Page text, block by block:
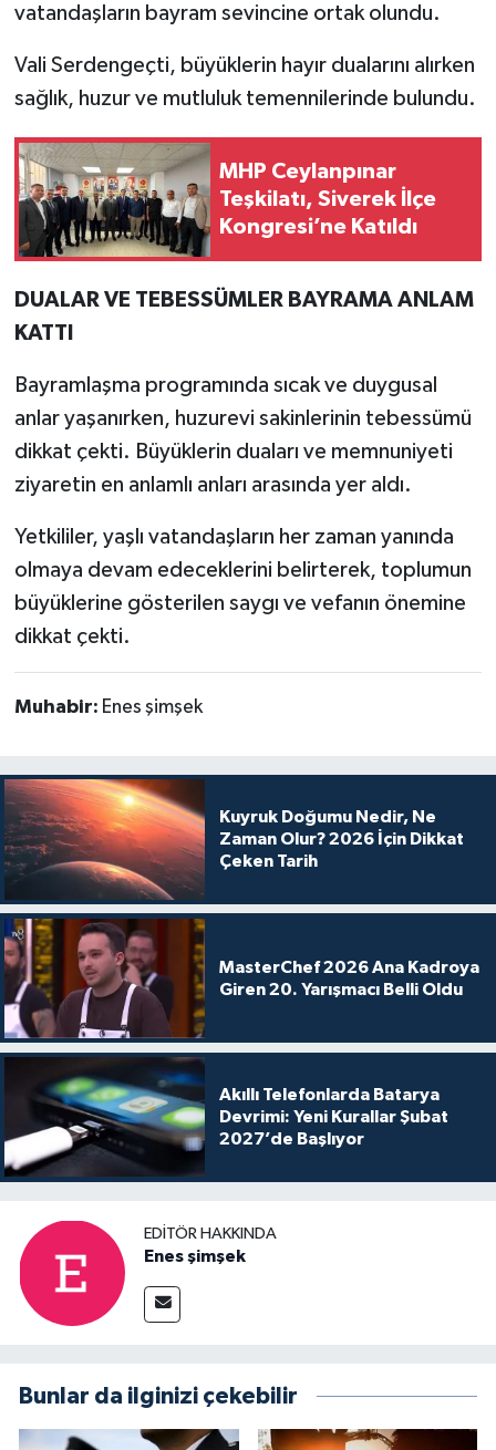
vatandaşların bayram sevincine ortak olundu.
Vali Serdengeçti, büyüklerin hayır dualarını alırken
sağlık, huzur ve mutluluk temennilerinde bulundu.
MHP Ceylanpınar
Teşkilatı, Siverek İlçe
Kongresi’ne Katıldı
DUALAR VE TEBESSÜMLER BAYRAMA ANLAM
KATTI
Bayramlaşma programında sıcak ve duygusal
anlar yaşanırken, huzurevi sakinlerinin tebessümü
dikkat çekti. Büyüklerin duaları ve memnuniyeti
ziyaretin en anlamlı anları arasında yer aldı.
Yetkililer, yaşlı vatandaşların her zaman yanında
olmaya devam edeceklerini belirterek, toplumun
büyüklerine gösterilen saygı ve vefanın önemine
dikkat çekti.
Muhabir: Enes şimşek
Kuyruk Doğumu Nedir, Ne
Zaman Olur? 2026 İçin Dikkat
Çeken Tarih
MasterChef 2026 Ana Kadroya
Giren 20. Yarışmacı Belli Oldu
Akıllı Telefonlarda Batarya
Devrimi: Yeni Kurallar Şubat
2027’de Başlıyor
EDITÖR HAKKINDA
Enes şimşek
Bunlar da ilginizi çekebilir